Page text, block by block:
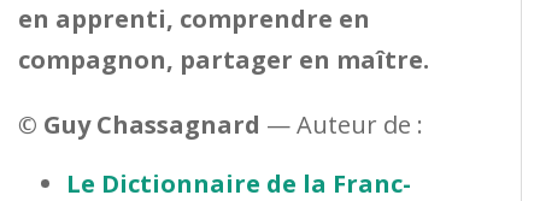
en apprenti, comprendre en
compagnon, partager en maître.
© Guy Chassagnard — Auteur de :
Le Dictionnaire de la Franc-